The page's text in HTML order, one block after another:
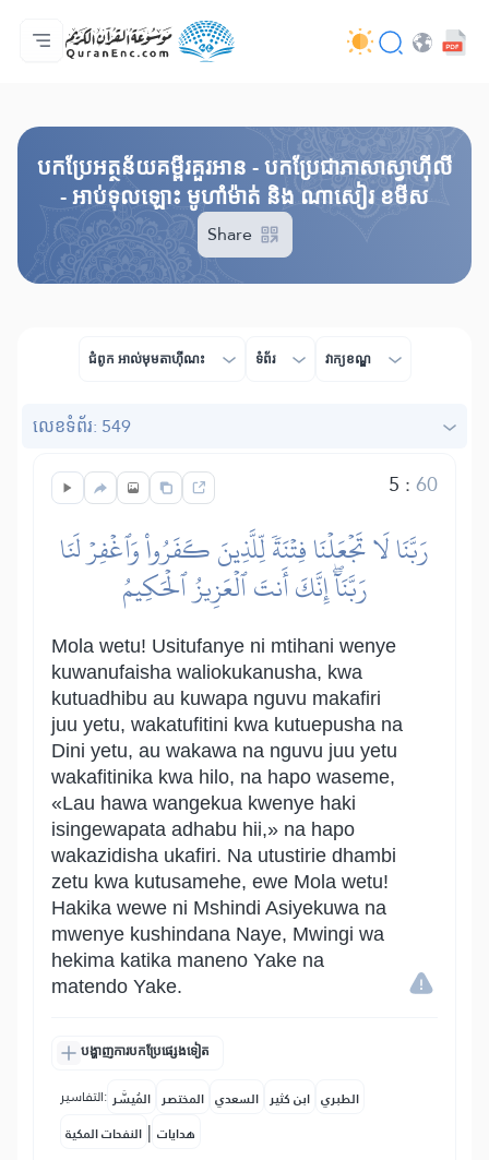
ទំព័រ​ដេីម
មាតិកានៃការបកប្រែ
Audio
សេវាកម្មសម្រាប់អ្នកអភិវឌ្ឍន៍ - API
អំពី​គម្រោង
ទំនាក់ទំងមកកាន់យើងខ្ញុំ
ភាសា
បកប្រែអត្ថន័យគម្ពីរគួរអាន - បកប្រែជាភាសាស្វាហ៊ីលី
- អាប់ទុលឡោះ មូហាំម៉ាត់ និង ណាសៀរ ខមីស
Share
ជំពូក​ អាល់មុមតាហុីណះ ទំព័រ វាក្យខណ្ឌ
លេខ​ទំព័រ: 549
5 :60
رَبَّنَا لَا تَجۡعَلۡنَا فِتۡنَةٗ لِّلَّذِينَ كَفَرُواْ وَٱغۡفِرۡ لَنَا
رَبَّنَآۖ إِنَّكَ أَنتَ ٱلۡعَزِيزُ ٱلۡحَكِيمُ
Mola wetu! Usitufanye ni mtihani wenye
kuwanufaisha waliokukanusha, kwa
kutuadhibu au kuwapa nguvu makafiri
juu yetu, wakatufitini kwa kutuepusha na
Dini yetu, au wakawa na nguvu juu yetu
wakafitinika kwa hilo, na hapo waseme,
«Lau hawa wangekua kwenye haki
isingewapata adhabu hii,» na hapo
wakazidisha ukafiri. Na utustirie dhambi
zetu kwa kutusamehe, ewe Mola wetu!
Hakika wewe ni Mshindi Asiyekuwa na
mwenye kushindana Naye, Mwingi wa
hekima katika maneno Yake na
matendo Yake.
បង្ហាញការបកប្រែផ្សេងទៀត
التفاسير: المُيسَّر المختصر السعدي ابن كثير الطبري
النفحات المكية | هدايات